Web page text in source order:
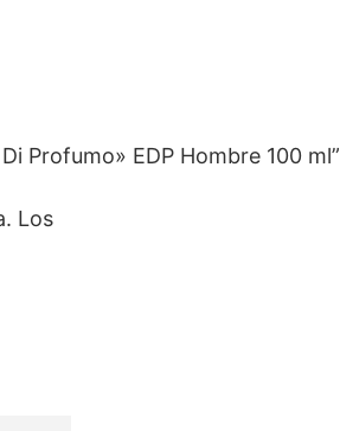
Profumo» EDP Hombre 100 ml”
Los